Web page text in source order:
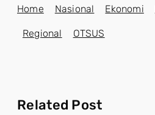
Home Nasional Ekonomi
Regional OTSUS
Related Post